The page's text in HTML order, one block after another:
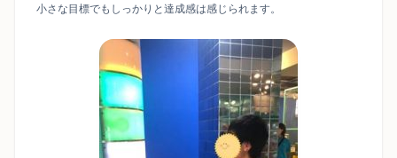
小さな目標でもしっかりと達成感は感じられます。